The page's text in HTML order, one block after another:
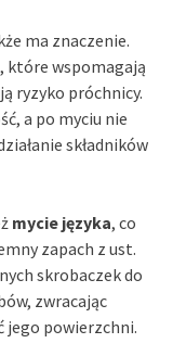
ma znaczenie.
które wspomagają
ryzyko próchnicy.
a po myciu nie
składników
mycie języka, co
zapach z ust.
skrobaczek do
zwracając
jego powierzchni.